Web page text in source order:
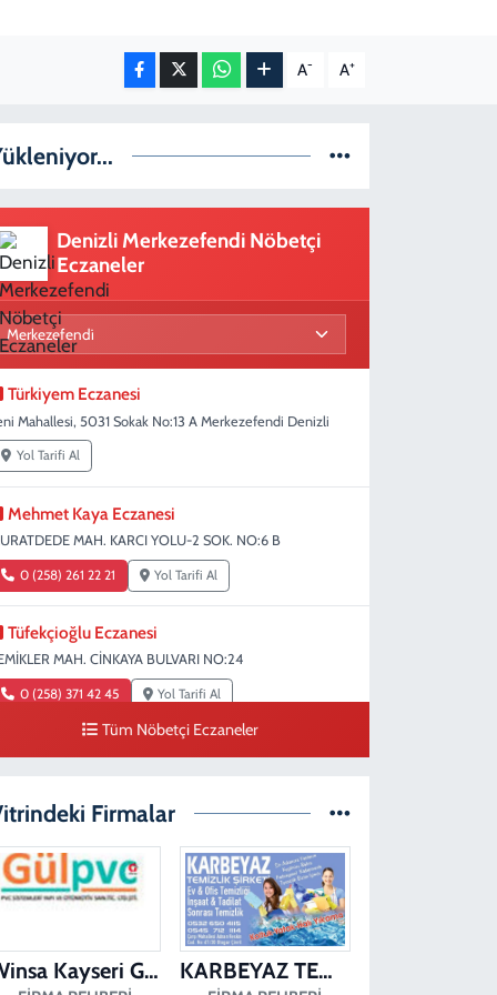
A- A+
Denizli Merkezefendi Nöbetçi
Eczaneler
Türkiyem Eczanesi
Mahallesi, 5031 Sokak No:13 A Merkezefendi Denizli
Yol Tarifi Al
Mehmet Kaya Eczanesi
MAH. KARCI YOLU-2 SOK. NO:6 B
0 (258) 261 22 21 Yol Tarifi Al
Tüfekçioğlu Eczanesi
MAH. CİNKAYA BULVARI NO:24
0 (258) 371 42 45 Yol Tarifi Al
Ada Eczanesi
MAH. BAHÇELİEVLER CAD. 3023 SOK.
0 (258) 377 67 62 Yol Tarifi Al
Tüm Nöbetçi Eczaneler
Firmalar
Winsa Kayseri Gül Pvc Pencere Kayseri Winsa KARBEYAZ TEMİZLİK